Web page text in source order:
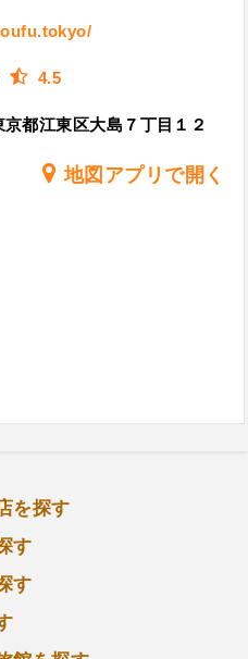
4.5
都江東区大島７丁目１２
地図アプリで開く
を探す
す
す